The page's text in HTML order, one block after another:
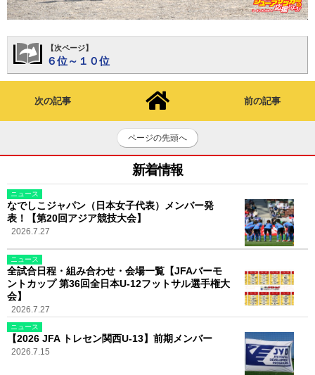
【次ページ】
６位～１０位
次の記事 前の記事
ページの先頭へ
新着情報
ニュース
なでしこジャパン（日本女子代表）メンバー発
表！【第20回アジア競技大会】
2026.7.27
ニュース
全試合日程・組み合わせ・会場一覧【JFAバーモ
ントカップ 第36回全日本U-12フットサル選手権大
会】
2026.7.27
ニュース
【2026 JFA トレセン関西U-13】前期メンバー
2026.7.15